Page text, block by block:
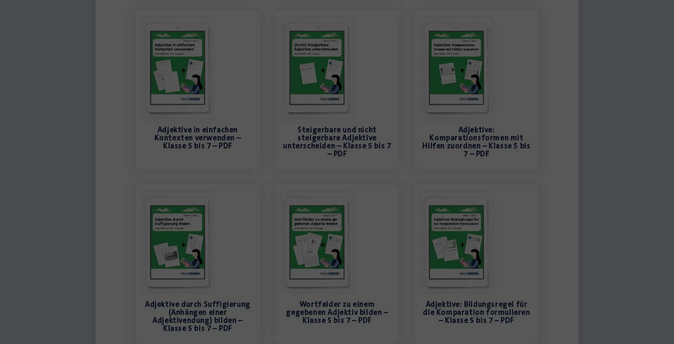
Adjektive in einfachen
Kontexten verwenden –
Klasse 5 bis 7 – PDF
Steigerbare und nicht
steigerbare Adjektive
unterscheiden – Klasse 5 bis 7
– PDF
Adjektive:
Komparationsformen mit
Hilfen zuordnen – Klasse 5 bis
7 – PDF
Adjektive durch Suffigierung
(Anhängen einer
Adjektivendung) bilden –
Klasse 5 bis 7 – PDF
Wortfelder zu einem
gegebenen Adjektiv bilden –
Klasse 5 bis 7 – PDF
Adjektive: Bildungsregel für
die Komparation formulieren
– Klasse 5 bis 7 – PDF